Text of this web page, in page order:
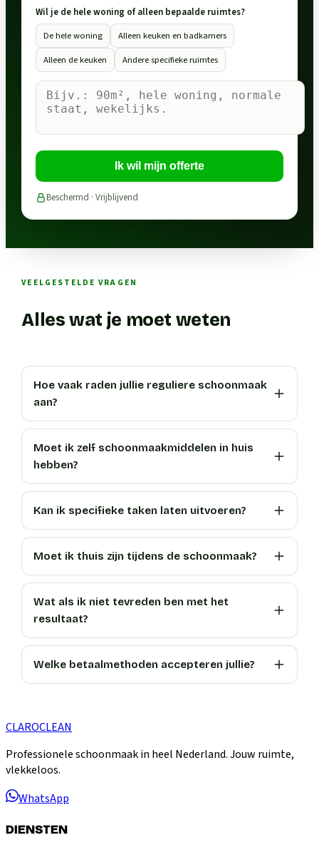
Wil je de hele woning of alleen bepaalde ruimtes?
De hele woning
Alleen keuken en badkamers
Alleen de keuken
Andere specifieke ruimtes
Ik wil mijn offerte
Beschermd · Vrijblijvend
VEELGESTELDE VRAGEN
Alles wat je moet weten
Hoe vaak raden jullie reguliere schoonmaak
aan?
Moet ik zelf schoonmaakmiddelen in huis
hebben?
Kan ik specifieke taken laten uitvoeren?
Moet ik thuis zijn tijdens de schoonmaak?
Wat als ik niet tevreden ben met het
resultaat?
Welke betaalmethoden accepteren jullie?
CLAROCLEAN
Professionele schoonmaak in heel Nederland. Jouw ruimte,
vlekkeloos.
WhatsApp
DIENSTEN